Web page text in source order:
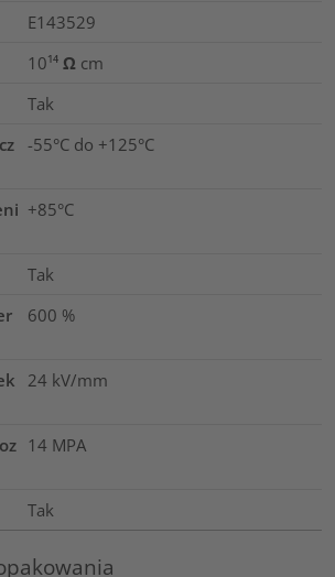
E143529
10¹⁴ Ω cm
Tak
-55°C do +125°C
+85°C
Tak
600 %
24 kV/mm
14 MPA
Tak